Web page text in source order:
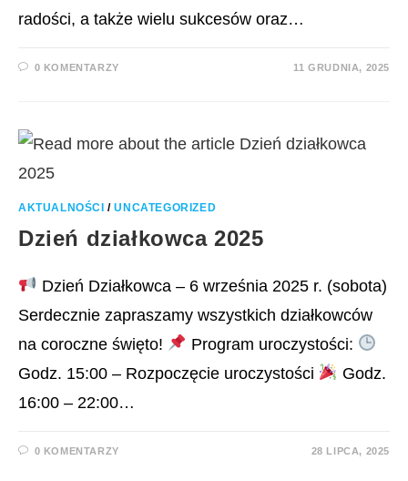
radości, a także wielu sukcesów oraz…
0 KOMENTARZY 11 GRUDNIA, 2025
AKTUALNOŚCI /UNCATEGORIZED
Dzień działkowca 2025
Dzień Działkowca – 6 września 2025 r. (sobota)
Serdecznie zapraszamy wszystkich działkowców
na coroczne święto!
Program uroczystości:
Godz. 15:00 – Rozpoczęcie uroczystości
Godz.
16:00 – 22:00…
0 KOMENTARZY 28 LIPCA, 2025